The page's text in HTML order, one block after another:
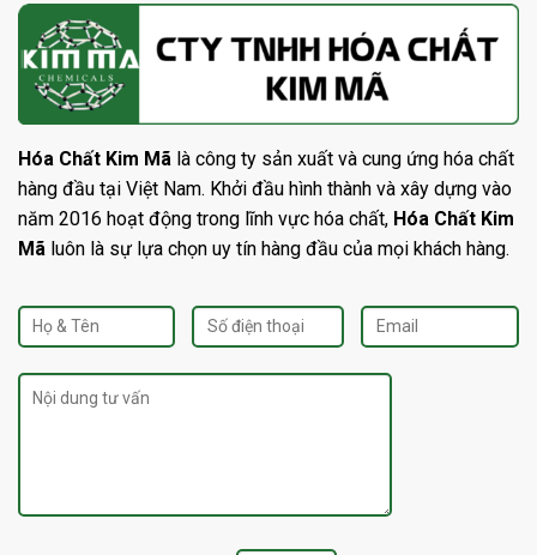
Hóa Chất Kim Mã là công ty sản xuất và cung ứng hóa chất
hàng đầu tại Việt Nam. Khởi đầu hình thành và xây dựng vào
năm 2016 hoạt động trong lĩnh vực hóa chất, Hóa Chất Kim
Mã luôn là sự lựa chọn uy tín hàng đầu của mọi khách hàng.